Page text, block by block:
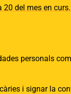
20 del mes en
personals
i signar la